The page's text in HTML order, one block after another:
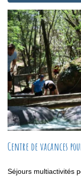
Centre de vacances
Séjours multiactivités